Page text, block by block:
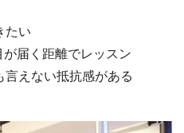
たい
届く距離でレッスン
えない抵抗感がある